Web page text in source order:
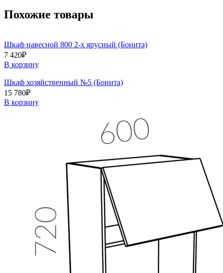
Похожие товары
Шкаф навесной 800 2-х ярусный (Бонита)
7 420₽
В корзину
Шкаф хозяйственный №5 (Бонита)
15 780₽
В корзину